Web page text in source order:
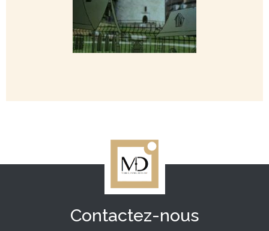
Contactez-nous